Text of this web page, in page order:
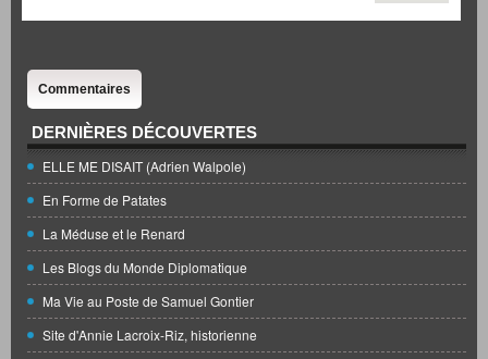
Commentaires
DERNIÈRES DÉCOUVERTES
ELLE ME DISAIT (Adrien Walpole)
En Forme de Patates
La Méduse et le Renard
Les Blogs du Monde Diplomatique
Ma Vie au Poste de Samuel Gontier
Site d'Annie Lacroix-Riz, historienne